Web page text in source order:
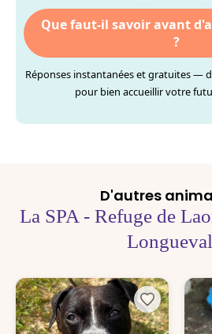
Que faut-il savoir avant
?
Réponses instantanées et gratuites —
pour bien accueillir votre
D'autres
La SPA - Refuge de